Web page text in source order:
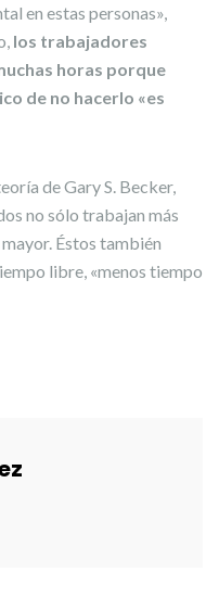
en estas personas»,
los trabajadores
horas porque
de no hacerlo «es
de Gary S. Becker,
no sólo trabajan más
Éstos también
libre, «menos tiempo